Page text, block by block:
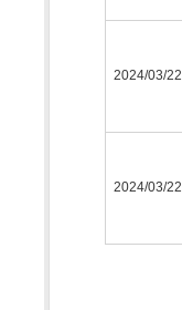
2024/03/22
2024/03/22